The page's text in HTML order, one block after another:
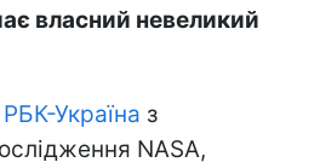
власний невеликий
РБК-Україна з
NASA,